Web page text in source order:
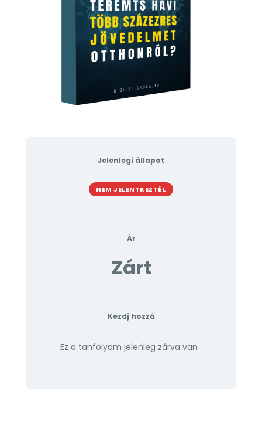
Jelenlegi állapot
NEM JELENTKEZTÉL
Ár
Zárt
Kezdj hozzá
Ez a tanfolyam jelenleg zárva van